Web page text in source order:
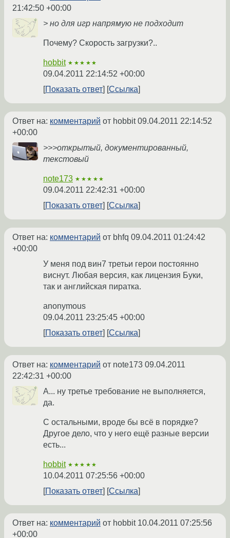
21:42:50 +00:00
> но для игр напрямую не подходит
Почему? Скорость загрузки?..
hobbit ★★★★★
09.04.2011 22:14:52 +00:00
Показать ответ
Ссылка
Ответ на: комментарий от hobbit09.04.2011 22:14:52
+00:00
>>>открытый, документированный,
текстовый
note173 ★★★★★
09.04.2011 22:42:31 +00:00
Показать ответ
Ссылка
Ответ на: комментарий от bhfq 09.04.2011 01:24:42
+00:00
У меня под вин7 третьи герои постоянно
виснут. Любая версия, как лицензия Буки,
так и английская пиратка.
anonymous
09.04.2011 23:25:45 +00:00
Показать ответ
Ссылка
Ответ на: комментарий от note173 09.04.2011
22:42:31 +00:00
А... ну третье требование не выполняется,
да.
С остальными, вроде бы всё в порядке?
Другое дело, что у него ещё разные версии
есть...
hobbit ★★★★★
10.04.2011 07:25:56 +00:00
Показать ответ
Ссылка
Ответ на: комментарий от hobbit 10.04.2011 07:25:56
+00:00